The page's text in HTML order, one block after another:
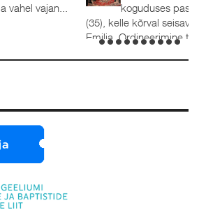
pastoriteks Teet Uuemõis (56) ja Rait
seisavad ustavad abikaasad Külli ja
toimus samuti 1. advendil, 3.